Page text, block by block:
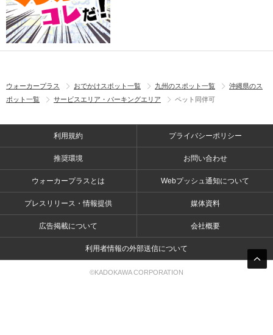
ウォーカープラス おでかけスポット一覧 九州のスポット一覧
沖縄県のス
ポット一覧
サービスエリア・パーキングエリア ペット同伴可
利用規約 プライバシーポリシー
推奨環境 お問い合わせ
ウォーカープラスとは Webプッシュ通知について
プレスリリース・情報提供 媒体資料
広告掲載について 会社概要
利用者情報の外部送信について
©KADOKAWA CORPORATION